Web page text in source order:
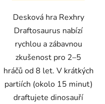
Desková hra Rexhry
Draftosaurus nabízí
rychlou a zábavnou
zkušenost pro 2–5
hráčů od 8 let. V krátkých
partiích (okolo 15 minut)
draftujete dinosauří